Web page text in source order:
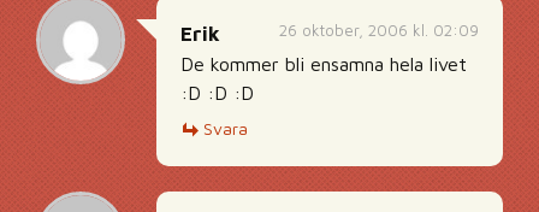
26 oktober, 2006 kl. 02:09
Erik
De kommer bli ensamna hela livet
:D :D :D
Svara